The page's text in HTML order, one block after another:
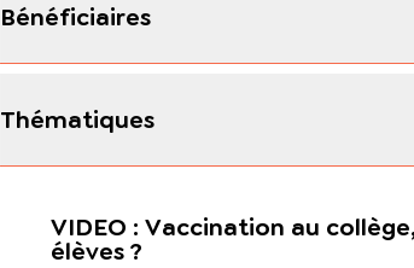
Bénéficiaires
Thématiques
VIDEO : Vaccination au
élèves ?